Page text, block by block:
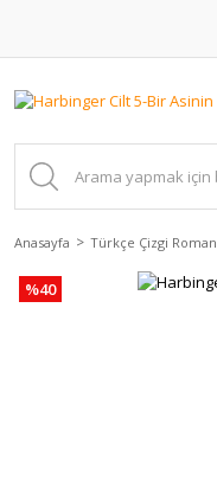
Anasayfa Türkçe Çizgi Roman
%40